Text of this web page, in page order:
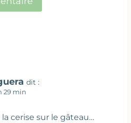
dit :
29 min
cerise sur le gâteau…